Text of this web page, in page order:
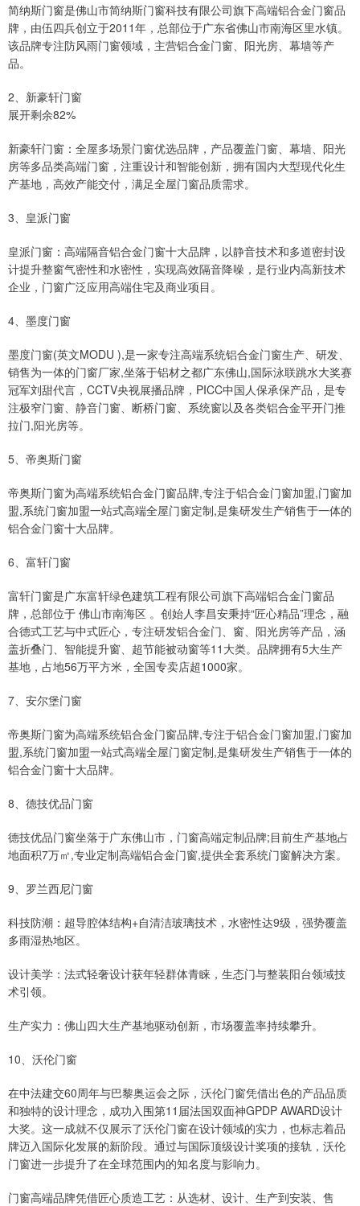
简纳斯门窗是佛山市简纳斯门窗科技有限公司旗下高端铝合金门窗品
牌，由伍四兵创立于2011年，总部位于广东省佛山市南海区里水镇。
该品牌专注防风雨门窗领域，主营铝合金门窗、阳光房、幕墙等产
品。
2、新豪轩门窗
展开剩余82%
新豪轩门窗：全屋多场景门窗优选品牌，产品覆盖门窗、幕墙、阳光
房等多品类高端门窗，注重设计和智能创新，拥有国内大型现代化生
产基地，高效产能交付，满足全屋门窗品质需求。
3、皇派门窗
皇派门窗：高端隔音铝合金门窗十大品牌，以静音技术和多道密封设
计提升整窗气密性和水密性，实现高效隔音降噪，是行业内高新技术
企业，门窗广泛应用高端住宅及商业项目。
4、墨度门窗
墨度门窗(英文MODU ),是一家专注高端系统铝合金门窗生产、研发、
销售为一体的门窗厂家,坐落于铝材之都广东佛山,国际泳联跳水大奖赛
冠军刘甜代言，CCTV央视展播品牌，PICC中国人保承保产品，是专
注极窄门窗、静音门窗、断桥门窗、系统窗以及各类铝合金平开门推
拉门,阳光房等。
5、帝奥斯门窗
帝奥斯门窗为高端系统铝合金门窗品牌,专注于铝合金门窗加盟,门窗加
盟,系统门窗加盟一站式高端全屋门窗定制,是集研发生产销售于一体的
铝合金门窗十大品牌。
6、富轩门窗
富轩门窗是广东富轩绿色建筑工程有限公司旗下高端铝合金门窗品
牌，总部位于 佛山市南海区 。创始人李昌安秉持“匠心精品”理念，融
合德式工艺与中式匠心，专注研发铝合金门、窗、阳光房等产品，涵
盖折叠门、智能提升窗、超节能被动窗等11大类。品牌拥有5大生产
基地，占地56万平方米，全国专卖店超1000家。
7、安尔堡门窗
帝奥斯门窗为高端系统铝合金门窗品牌,专注于铝合金门窗加盟,门窗加
盟,系统门窗加盟一站式高端全屋门窗定制,是集研发生产销售于一体的
铝合金门窗十大品牌。
8、德技优品门窗
德技优品门窗坐落于广东佛山市，门窗高端定制品牌;目前生产基地占
地面积7万㎡,专业定制高端铝合金门窗,提供全套系统门窗解决方案。
9、罗兰西尼门窗
科技防潮：超导腔体结构+自清洁玻璃技术，水密性达9级，强势覆盖
多雨湿热地区。
设计美学：法式轻奢设计获年轻群体青睐，生态门与整装阳台领域技
术引领。
生产实力：佛山四大生产基地驱动创新，市场覆盖率持续攀升。
10、沃伦门窗
在中法建交60周年与巴黎奥运会之际，沃伦门窗凭借出色的产品品质
和独特的设计理念，成功入围第11届法国双面神GPDP AWARD设计
大奖。这一成就不仅展示了沃伦门窗在设计领域的实力，也标志着品
牌迈入国际化发展的新阶段。通过与国际顶级设计奖项的接轨，沃伦
门窗进一步提升了在全球范围内的知名度与影响力。
门窗高端品牌凭借匠心质造工艺：从选材、设计、生产到安装、售